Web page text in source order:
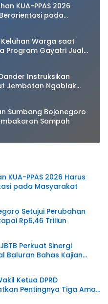
KUA-PPAS 2026
pada
Warga saat
Program Gayatri Jual
Instruksikan
Jembatan Ngablak
Sumbang Bojonegoro
Sampah
KUA-PPAS 2026 Harus
pada Masyarakat
Setujui Perubahan
Rp6,46 Triliun
Perkuat Sinergi
Baluran Bahas Kajian
Paiton–
Ketua DPRD
Pentingnya Tiga Amal